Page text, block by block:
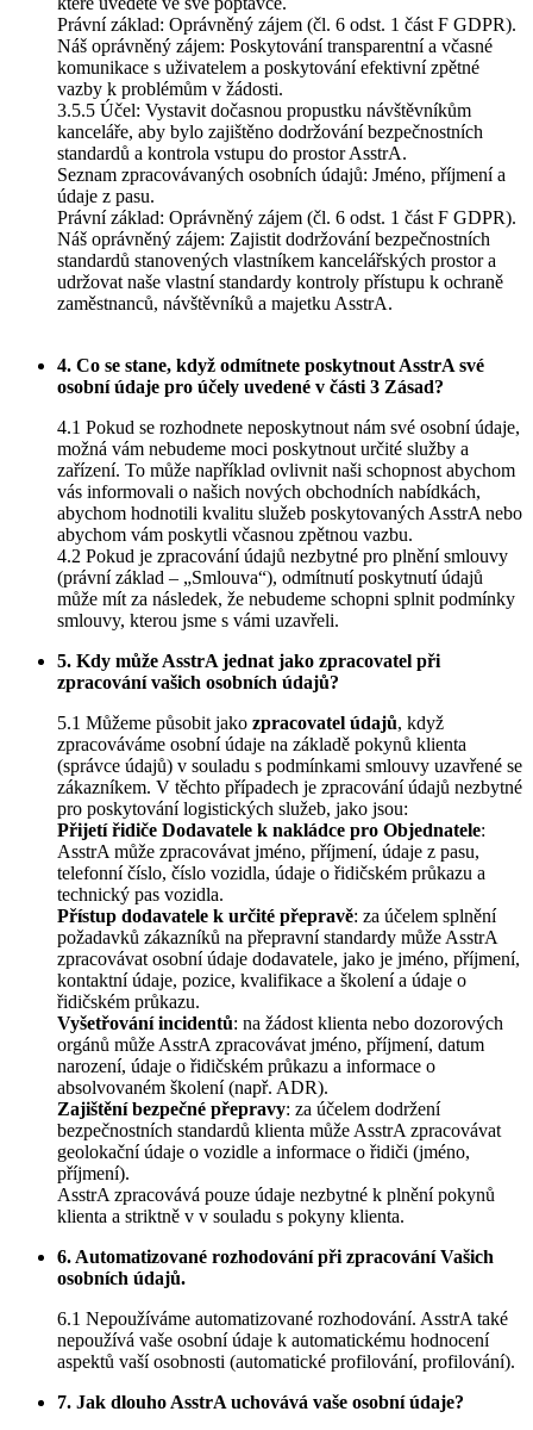
Právní základ: Oprávněný zájem (čl. 6 odst. 1 část F GDPR).
Náš oprávněný zájem: Poskytování transparentní a včasné
komunikace s uživatelem a poskytování efektivní zpětné
vazby k problémům v žádosti.
3.5.5 Účel: Vystavit dočasnou propustku návštěvníkům
kanceláře, aby bylo zajištěno dodržování bezpečnostních
standardů a kontrola vstupu do prostor AsstrA.
Seznam zpracovávaných osobních údajů: Jméno, příjmení a
údaje z pasu.
Právní základ: Oprávněný zájem (čl. 6 odst. 1 část F GDPR).
Náš oprávněný zájem: Zajistit dodržování bezpečnostních
standardů stanovených vlastníkem kancelářských prostor a
udržovat naše vlastní standardy kontroly přístupu k ochraně
zaměstnanců, návštěvníků a majetku AsstrA.
4. Co se stane, když odmítnete poskytnout AsstrA své
osobní údaje pro účely uvedené v části 3 Zásad?
4.1 Pokud se rozhodnete neposkytnout nám své osobní údaje,
možná vám nebudeme moci poskytnout určité služby a
zařízení. To může například ovlivnit naši schopnost abychom
vás informovali o našich nových obchodních nabídkách,
abychom hodnotili kvalitu služeb poskytovaných AsstrA nebo
abychom vám poskytli včasnou zpětnou vazbu.
4.2 Pokud je zpracování údajů nezbytné pro plnění smlouvy
(právní základ – „Smlouva“), odmítnutí poskytnutí údajů
může mít za následek, že nebudeme schopni splnit podmínky
smlouvy, kterou jsme s vámi uzavřeli.
5. Kdy může AsstrA jednat jako zpracovatel při
zpracování vašich osobních údajů?
5.1 Můžeme působit jako zpracovatel údajů, když
zpracováváme osobní údaje na základě pokynů klienta
(správce údajů) v souladu s podmínkami smlouvy uzavřené se
zákazníkem. V těchto případech je zpracování údajů nezbytné
pro poskytování logistických služeb, jako jsou:
Přijetí řidiče Dodavatele k nakládce pro Objednatele:
AsstrA může zpracovávat jméno, příjmení, údaje z pasu,
telefonní číslo, číslo vozidla, údaje o řidičském průkazu a
technický pas vozidla.
Přístup dodavatele k určité přepravě: za účelem splnění
požadavků zákazníků na přepravní standardy může AsstrA
zpracovávat osobní údaje dodavatele, jako je jméno, příjmení,
kontaktní údaje, pozice, kvalifikace a školení a údaje o
řidičském průkazu.
Vyšetřování incidentů: na žádost klienta nebo dozorových
orgánů může AsstrA zpracovávat jméno, příjmení, datum
narození, údaje o řidičském průkazu a informace o
absolvovaném školení (např. ADR).
Zajištění bezpečné přepravy: za účelem dodržení
bezpečnostních standardů klienta může AsstrA zpracovávat
geolokační údaje o vozidle a informace o řidiči (jméno,
příjmení).
AsstrA zpracovává pouze údaje nezbytné k plnění pokynů
klienta a striktně v v souladu s pokyny klienta.
6. Automatizované rozhodování při zpracování Vašich
osobních údajů.
6.1 Nepoužíváme automatizované rozhodování. AsstrA také
nepoužívá vaše osobní údaje k automatickému hodnocení
aspektů vaší osobnosti (automatické profilování, profilování).
7. Jak dlouho AsstrA uchovává vaše osobní údaje?